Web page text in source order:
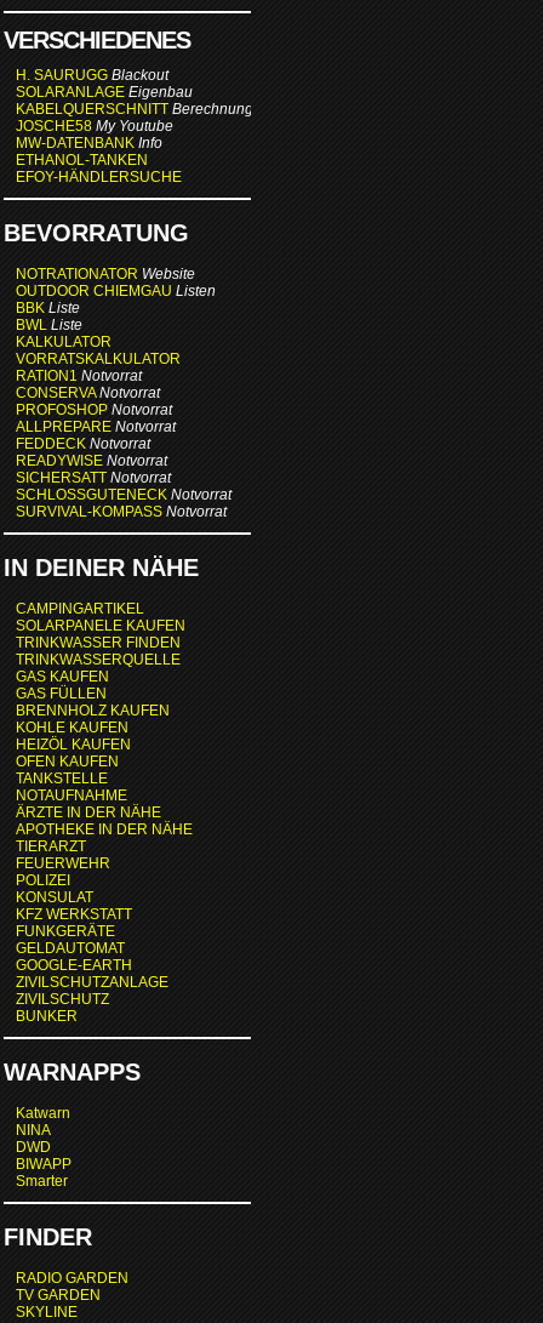
VERSCHIEDENES
H. SAURUGG Blackout
SOLARANLAGE Eigenbau
KABELQUERSCHNITT Berechnung
JOSCHE58 My Youtube
MW-DATENBANK Info
ETHANOL-TANKEN
EFOY-HÄNDLERSUCHE
BEVORRATUNG
NOTRATIONATOR Website
OUTDOOR CHIEMGAU Listen
BBK Liste
BWL Liste
KALKULATOR
VORRATSKALKULATOR
RATION1 Notvorrat
CONSERVA Notvorrat
PROFOSHOP Notvorrat
ALLPREPARE Notvorrat
FEDDECK Notvorrat
READYWISE Notvorrat
SICHERSATT Notvorrat
SCHLOSSGUTENECK Notvorrat
SURVIVAL-KOMPASS Notvorrat
IN DEINER NÄHE
CAMPINGARTIKEL
SOLARPANELE KAUFEN
TRINKWASSER FINDEN
TRINKWASSERQUELLE
GAS KAUFEN
GAS FÜLLEN
BRENNHOLZ KAUFEN
KOHLE KAUFEN
HEIZÖL KAUFEN
OFEN KAUFEN
TANKSTELLE
NOTAUFNAHME
ÄRZTE IN DER NÄHE
APOTHEKE IN DER NÄHE
TIERARZT
FEUERWEHR
POLIZEI
KONSULAT
KFZ WERKSTATT
FUNKGERÄTE
GELDAUTOMAT
GOOGLE-EARTH
ZIVILSCHUTZANLAGE
ZIVILSCHUTZ
BUNKER
WARNAPPS
Katwarn
NINA
DWD
BIWAPP
Smarter
FINDER
RADIO GARDEN
TV GARDEN
SKYLINE